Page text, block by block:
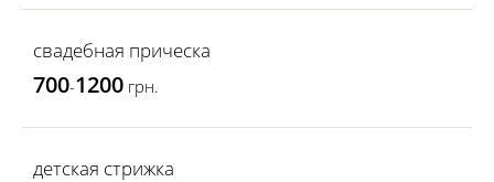
свадебная прическа
700-1200 грн.
детская стрижка